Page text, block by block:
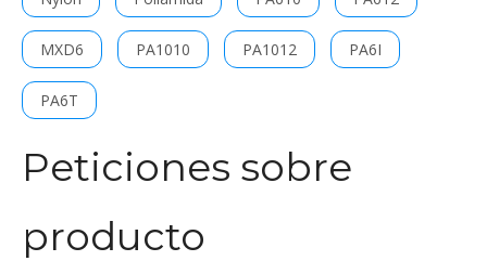
MXD6 PA1010 PA1012 PA6I
PA6T
Peticiones sobre
producto